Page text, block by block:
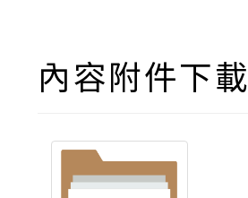
內容附件下載